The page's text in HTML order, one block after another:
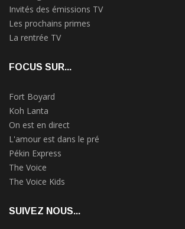
Invités des émissions TV
Les prochains primes
La rentrée TV
FOCUS SUR...
Fort Boyard
Koh Lanta
On est en direct
L'amour est dans le pré
Pékin Express
The Voice
The Voice Kids
SUIVEZ NOUS...